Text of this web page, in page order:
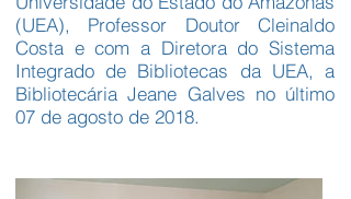
(UEA), Professor Doutor Cleinaldo
Costa e com a Diretora do Sistema
Integrado de Bibliotecas da UEA, a
Bibliotecária Jeane Galves no último
07 de agosto de 2018.